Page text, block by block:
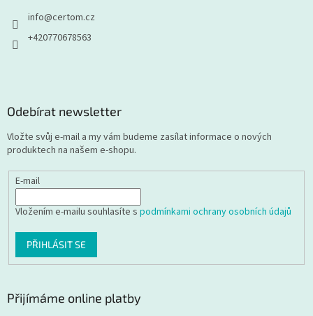
info@certom.cz
+420770678563
Odebírat newsletter
Vložte svůj e-mail a my vám budeme zasílat informace o nových
produktech na našem e-shopu.
E-mail
Vložením e-mailu souhlasíte s podmínkami ochrany osobních údajů
PŘIHLÁSIT SE
Přijímáme online platby